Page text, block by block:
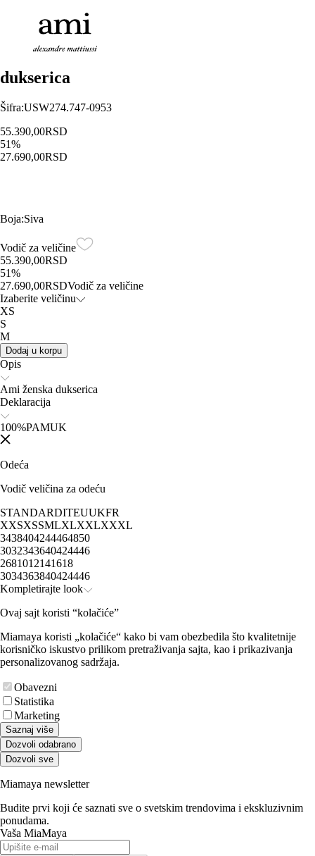
dukserica
Šifra:USW274.747-0953
55.390,00RSD
51%
27.690,00RSD
Boja:Siva
Vodič za veličine
55.390,00RSD
51%
27.690,00RSDVodič za veličine
Izaberite veličinu
XS
S
M
Dodaj u korpu
Opis
Ami ženska dukserica
Deklaracija
100%PAMUK
Odeća
Vodič veličina za odeću
STANDARDITEUUKFR
XXSXSSMLXLXXLXXXL
3438404244464850
3032343640424446
2681012141618
3034363840424446
Kompletirajte look
Ovaj sajt koristi “kolačiće”
Miamaya koristi „kolačiće“ kako bi vam obezbedila što kvalitetnije
korisničko iskustvo prilikom pretraživanja sajta, kao i prikazivanja
personalizovanog sadržaja.
Obavezni
Statistika
Marketing
Saznaj više
Dozvoli odabrano
Dozvoli sve
Miamaya newsletter
Budite prvi koji će saznati sve o svetskim trendovima i ekskluzivnim
ponudama.
Vaša MiaMaya